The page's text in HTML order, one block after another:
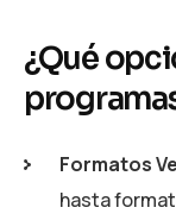
¿Qué
Formatos
hasta